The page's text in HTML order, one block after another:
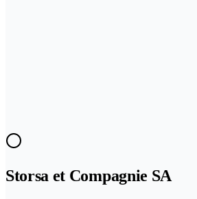
Storsa et Compagnie SA